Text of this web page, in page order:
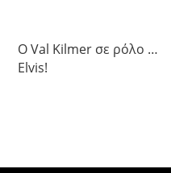
Ο Val Kilmer σε ρόλο …
Elvis!